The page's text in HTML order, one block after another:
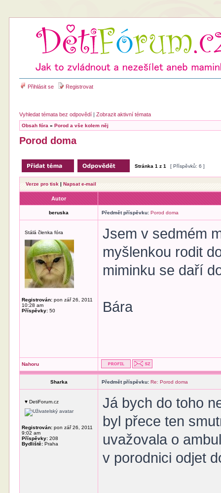
Přihlásit se Registrovat
Vyhledat témata bez odpovědí |Zobrazit aktivní témata
Obsah fóra »Porod a vše kolem něj
Porod doma
Stránka1 z1 [ Příspěvků: 6 ]
Verze pro tisk |Napsat e-mail
Autor
beruska Předmět příspěvku: Porod doma
Stálá členka fóra
Registrován: pon zář 26, 2011
10:28 am
Příspěvky: 50
Jsem v sedmém
myšlenkou rodit
miminku se daří
Bára
Nahoru
Sharka Předmět příspěvku: Re: Porod doma
♥ DetiForum.cz
Registrován: pon zář 26, 2011
9:02 am
Příspěvky: 208
Bydliště: Praha
Já bych do toho
byl přece ten
uvažovala o
v porodnici odjet